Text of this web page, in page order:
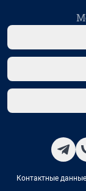
Контактные